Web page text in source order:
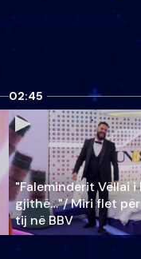
02:45
"Faleminderit Vëllai
gjithë…"/ Miri flet
tij në BBV